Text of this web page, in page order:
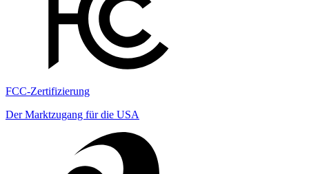
FCC-Zertifizierung
Der Marktzugang für die USA